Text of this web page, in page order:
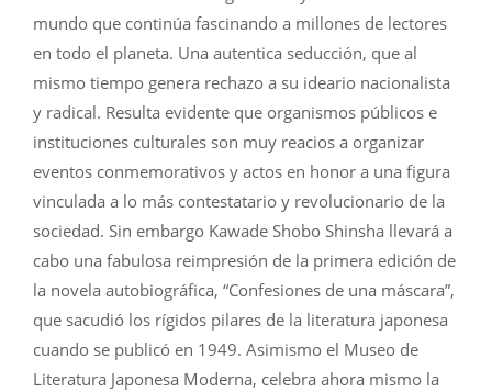
mundo que continúa fascinando a millones de lectores
en todo el planeta. Una autentica seducción, que al
mismo tiempo genera rechazo a su ideario nacionalista
y radical. Resulta evidente que organismos públicos e
instituciones culturales son muy reacios a organizar
eventos conmemorativos y actos en honor a una figura
vinculada a lo más contestatario y revolucionario de la
sociedad. Sin embargo Kawade Shobo Shinsha llevará a
cabo una fabulosa reimpresión de la primera edición de
la novela autobiográfica, “Confesiones de una máscara”,
que sacudió los rígidos pilares de la literatura japonesa
cuando se publicó en 1949. Asimismo el Museo de
Literatura Japonesa Moderna, celebra ahora mismo la